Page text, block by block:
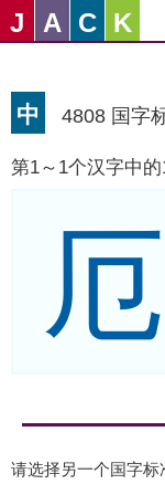
J A C K
中 4808 国字
第1～1个汉字中
厄
请选择另一个国字标